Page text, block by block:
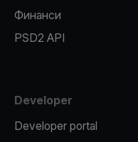
Финанси
PSD2 API
Developer
Developer portal